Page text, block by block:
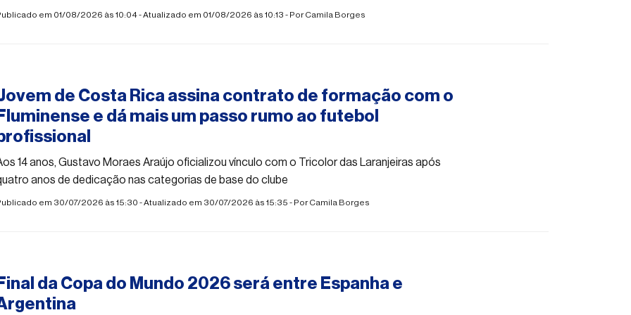
em 01/08/2026 às 10:04 - Atualizado em 01/08/2026 às 10:13 - PorCamila Borges
de Costa Rica assina contrato de formação com o
e dá mais um passo rumo ao futebol
14 anos, Gustavo Moraes Araújo oficializou vínculo com o Tricolor das Laranjeiras após
anos de dedicação nas categorias de base do clube
em 30/07/2026 às 15:30 - Atualizado em 30/07/2026 às 15:35 - PorCamila Borges
da Copa do Mundo 2026 será entre Espanha e